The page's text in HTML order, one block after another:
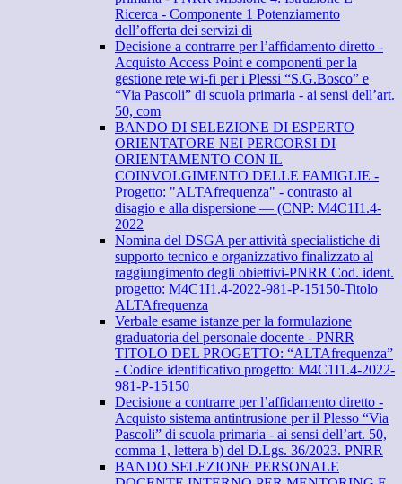
Ricerca - Componente 1 Potenziamento
dell’offerta dei servizi di
Decisione a contrarre per l’affidamento diretto -
Acquisto Access Point e componenti per la
gestione rete wi-fi per i Plessi “S.G.Bosco” e
“Via Pascoli” di scuola primaria - ai sensi dell’art.
50, com
BANDO DI SELEZIONE DI ESPERTO
ORIENTATORE NEI PERCORSI DI
ORIENTAMENTO CON IL
COINVOLGIMENTO DELLE FAMIGLIE -
Progetto: "ALTAfrequenza" - contrasto al
disagio e alla dispersione — (CNP: M4C1I1.4-
2022
Nomina del DSGA per attività specialistiche di
supporto tecnico e organizzativo finalizzato al
raggiungimento degli obiettivi-PNRR Cod. ident.
progetto: M4C1I1.4-2022-981-P-15150-Titolo
ALTAfrequenza
Verbale esame istanze per la formulazione
graduatoria del personale docente - PNRR
TITOLO DEL PROGETTO: “ALTAfrequenza”
- Codice identificativo progetto: M4C1I1.4-2022-
981-P-15150
Decisione a contrarre per l’affidamento diretto -
Acquisto sistema antintrusione per il Plesso “Via
Pascoli” di scuola primaria - ai sensi dell’art. 50,
comma 1, lettera b) del D.Lgs. 36/2023. PNRR
BANDO SELEZIONE PERSONALE